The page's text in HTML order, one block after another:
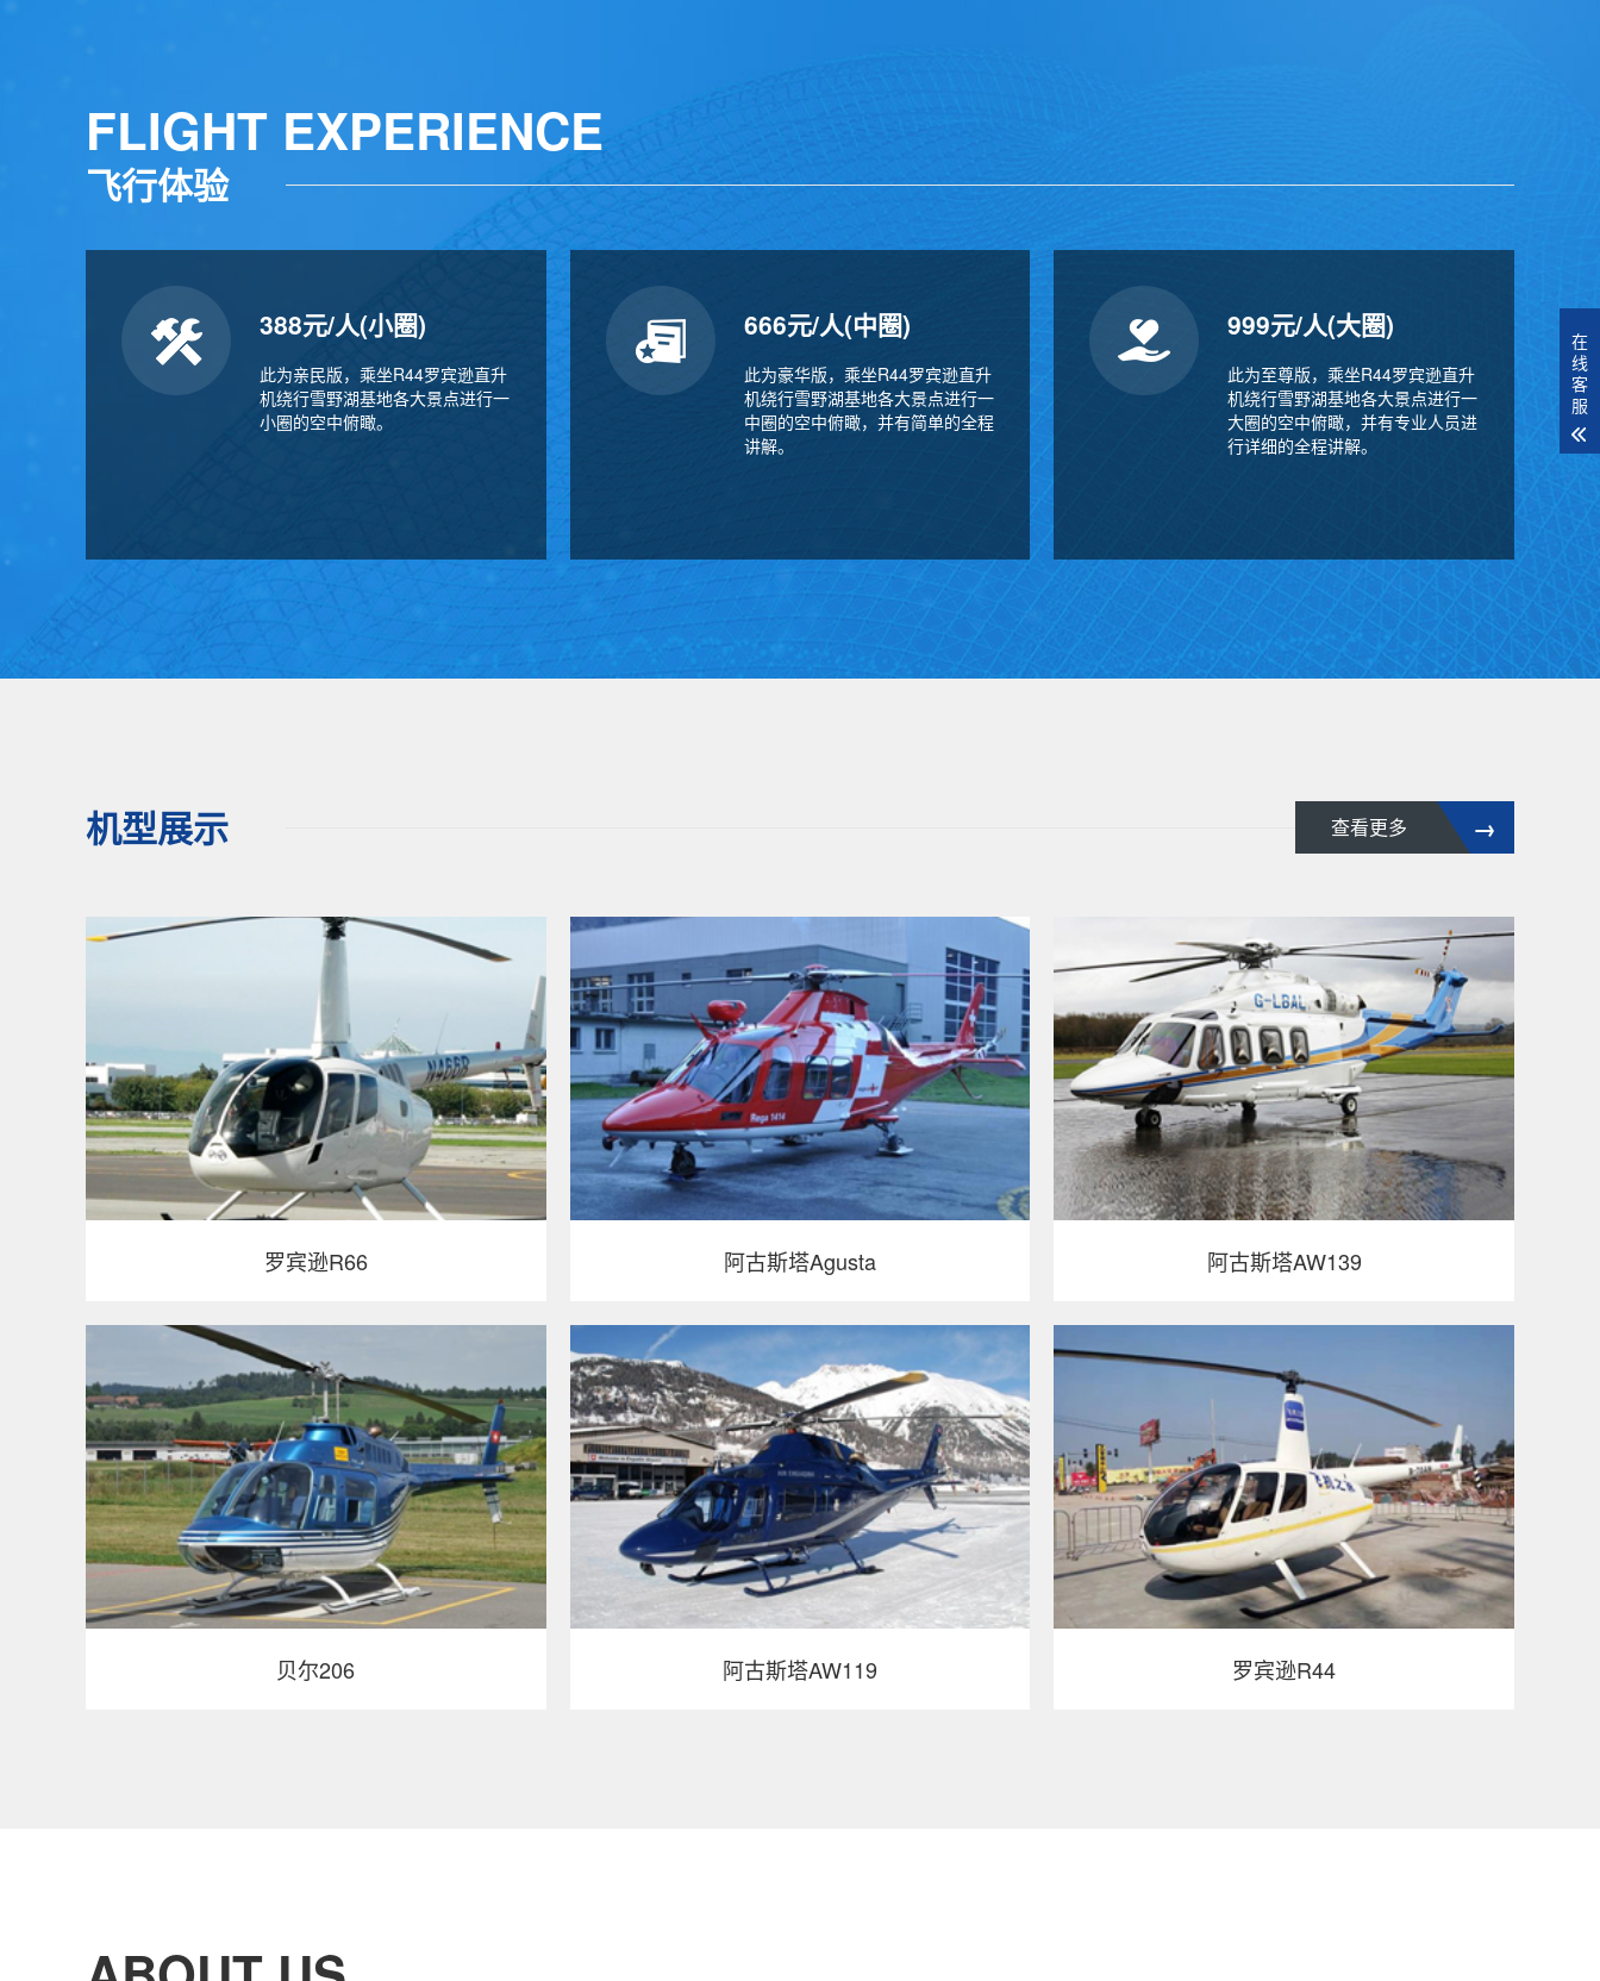
FLIGHT EXPERIENCE
飞行体验
388元/人(小圈)
此为亲民版，乘坐R44罗宾逊直升
机绕行雪野湖基地各大景点进行一
小圈的空中俯瞰。
666元/人(中圈)
此为豪华版，乘坐R44罗宾逊直升
机绕行雪野湖基地各大景点进行一
中圈的空中俯瞰，并有简单的全程
讲解。
999元/人(大圈)
此为至尊版，乘坐R44罗宾逊直升
机绕行雪野湖基地各大景点进行一
大圈的空中俯瞰，并有专业人员进
行详细的全程讲解。
机型展示 →
查看更多
罗宾逊R66 阿古斯塔Agusta 阿古斯塔AW139
贝尔206 阿古斯塔AW119 罗宾逊R44
在
线
客
服